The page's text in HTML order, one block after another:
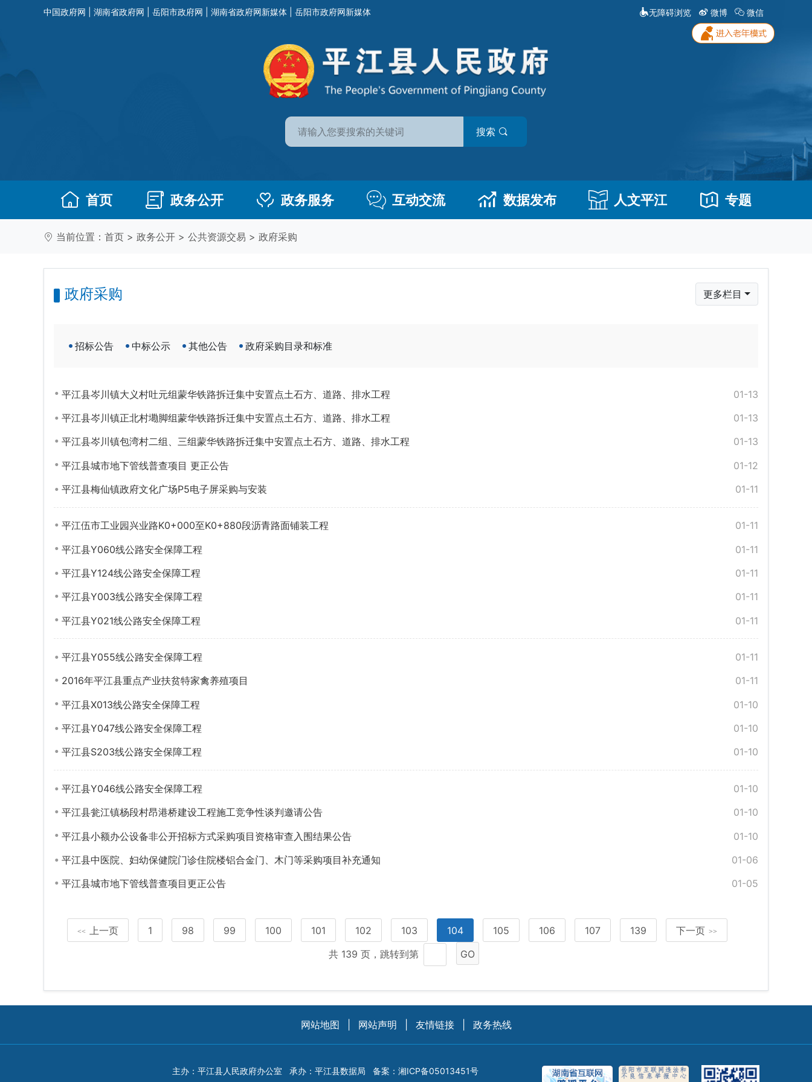
中国政府网 湖南省政府网 岳阳市政府网 湖南省政府网新媒体 岳阳市政府网新媒体 无障碍浏览 微博 微信
搜索
首页 政务公开 政务服务 互动交流 数据发布 人文平江 专题
当前位置： 首页 > 政务公开 > 公共资源交易 > 政府采购
政府采购 更多栏目
招标公告 中标公示 其他公告 政府采购目录和标准
01-13
平江县岑川镇大义村吐元组蒙华铁路拆迁集中安置点土石方、道路、排水工程
01-13
平江县岑川镇正北村墈脚组蒙华铁路拆迁集中安置点土石方、道路、排水工程
01-13
平江县岑川镇包湾村二组、三组蒙华铁路拆迁集中安置点土石方、道路、排水工程
01-12
平江县城市地下管线普查项目 更正公告
01-11
平江县梅仙镇政府文化广场P5电子屏采购与安装
01-11
平江伍市工业园兴业路K0+000至K0+880段沥青路面铺装工程
01-11
平江县Y060线公路安全保障工程
01-11
平江县Y124线公路安全保障工程
01-11
平江县Y003线公路安全保障工程
01-11
平江县Y021线公路安全保障工程
01-11
平江县Y055线公路安全保障工程
01-11
2016年平江县重点产业扶贫特家禽养殖项目
01-10
平江县X013线公路安全保障工程
01-10
平江县Y047线公路安全保障工程
01-10
平江县S203线公路安全保障工程
01-10
平江县Y046线公路安全保障工程
01-10
平江县瓮江镇杨段村昂港桥建设工程施工竞争性谈判邀请公告
01-10
平江县小额办公设备非公开招标方式采购项目资格审查入围结果公告
01-06
平江县中医院、妇幼保健院门诊住院楼铝合金门、木门等采购项目补充通知
01-05
平江县城市地下管线普查项目更正公告
<< 上一页 1 98 99 100 101 102 103 104 105 106 107 139 下一页 >>
共 139 页，跳转到第 GO
网站地图 网站声明 友情链接 政务热线
主办：平江县人民政府办公室 承办：平江县数据局 备案： 湘ICP备05013451号